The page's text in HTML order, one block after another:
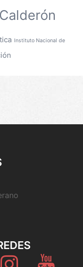
Instituto Nacional de
Instagram